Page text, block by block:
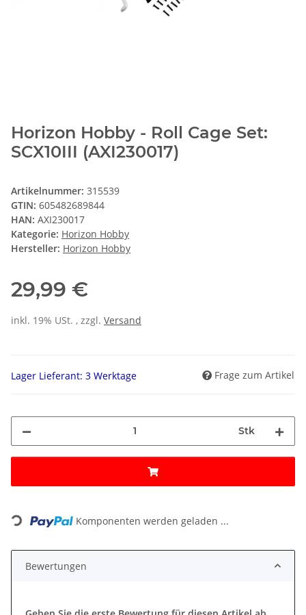
Horizon Hobby - Roll Cage Set:
SCX10III (AXI230017)
Artikelnummer: 315539
GTIN: 605482689844
HAN: AXI230017
Kategorie: Horizon Hobby
Hersteller: Horizon Hobby
29,99 €
inkl. 19% USt. , zzgl. Versand
Lager Lieferant: 3 Werktage Frage zum Artikel
Stk
Komponenten werden geladen ...
Bewertungen